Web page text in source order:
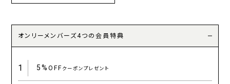
オンリーメンバーズ4つの会員特典
1 5%OFFクーポンプレゼント